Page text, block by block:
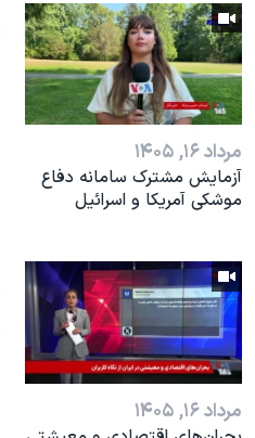
مرداد ۱۶, ۱۴۰۵
آزمایش مشترک سامانه دفاع
موشکی آمریکا و اسرائیل
مرداد ۱۶, ۱۴۰۵